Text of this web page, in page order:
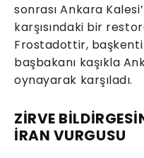
sonrası Ankara
karşısındaki bir
Frostadottir,
başbakanı kaşıkla
oynayarak karşıladı.
ZİRVE
İRAN VURGUSU